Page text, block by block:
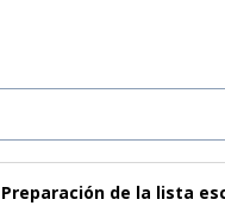
Preparación de la lista